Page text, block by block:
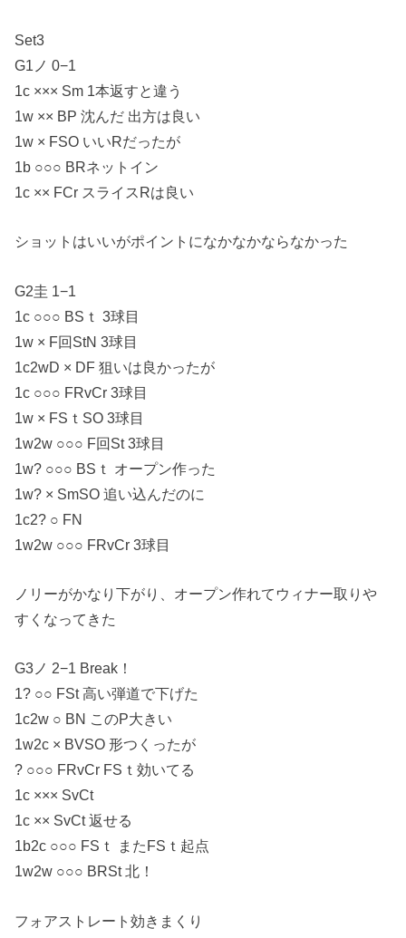
Set3
G1ノ 0−1
1c ××× Sm 1本返すと違う
1w ×× BP 沈んだ 出方は良い
1w × FSO いいRだったが
1b ○○○ BRネットイン
1c ×× FCr スライスRは良い
ショットはいいがポイントになかなかならなかった
G2圭 1−1
1c ○○○ BSｔ 3球目
1w × F回StN 3球目
1c2wD × DF 狙いは良かったが
1c ○○○ FRvCr 3球目
1w × FSｔSO 3球目
1w2w ○○○ F回St 3球目
1w? ○○○ BSｔ オープン作った
1w? × SmSO 追い込んだのに
1c2? ○ FN
1w2w ○○○ FRvCr 3球目
ノリーがかなり下がり、オープン作れてウィナー取りや
すくなってきた
G3ノ 2−1 Break！
1? ○○ FSt 高い弾道で下げた
1c2w ○ BN このP大きい
1w2c × BVSO 形つくったが
? ○○○ FRvCr FSｔ効いてる
1c ××× SvCt
1c ×× SvCt 返せる
1b2c ○○○ FSｔ またFSｔ起点
1w2w ○○○ BRSt 北！
フォアストレート効きまくり